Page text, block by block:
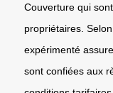
Couverture qui
propriétaires.
expérimenté
sont confiées aux